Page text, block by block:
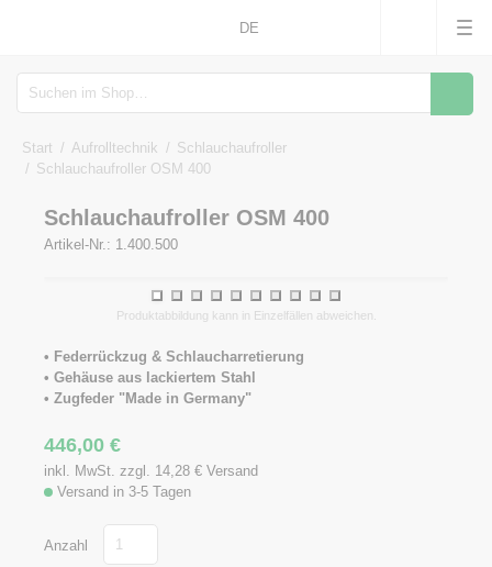
DE
Start Aufrolltechnik
Schlauchaufroller
Schlauchaufroller OSM 400
Schlauchaufroller OSM 400
Artikel-Nr.: 1.400.500
1 2 3 4 5 6 7 8 9 10
Produktabbildung kann in Einzelfällen abweichen.
• Federrückzug & Schlaucharretierung
• Gehäuse aus lackiertem Stahl
• Zugfeder "Made in Germany"
446,00 €
inkl. MwSt. zzgl. 14,28 € Versand
Versand in 3-5 Tagen
Anzahl